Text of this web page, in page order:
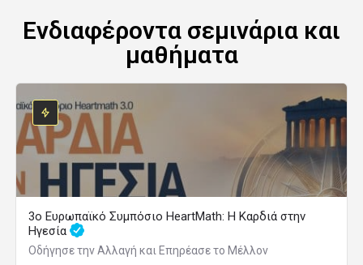
Ενδιαφέροντα σεμινάρια και
μαθήματα
3ο Ευρωπαϊκό Συμπόσιο HeartMath: Η Καρδιά στην
Ηγεσία
Οδήγησε την Αλλαγή και Επηρέασε το Μέλλον